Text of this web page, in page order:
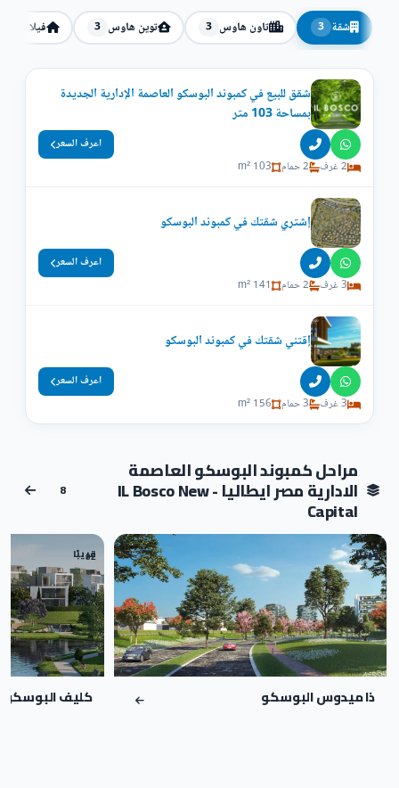
شقة 3 تاون هاوس 3 توين هاوس 3 فيلا
شقق للبيع في كمبوند البوسكو العاصمة الإدارية الجديدة
بمساحة 103 متر
2 غرف 2 حمام 103 m²
اعرف السعر
إشتري شقتك في كمبوند البوسكو
3 غرف 2 حمام 141 m²
اعرف السعر
إقتني شقتك في كمبوند البوسكو
3 غرف 3 حمام 156 m²
اعرف السعر
مراحل كمبوند البوسكو العاصمة
الادارية مصر ايطاليا - IL Bosco New
Capital
8
قريبًا
01
ذا ميدوس البوسكو
قريبًا
02
كليف البوسكو